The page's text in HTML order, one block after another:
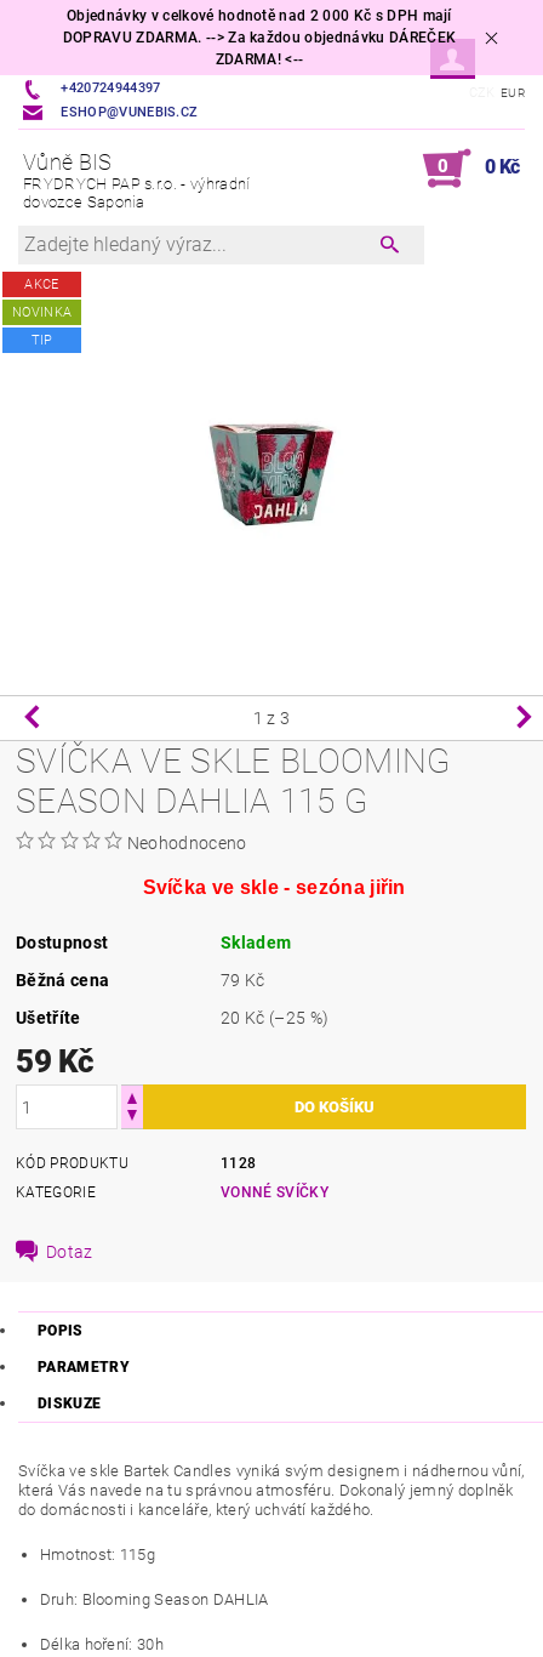
Objednávky v celkové hodnotě nad 2 000 Kč s DPH mají
DOPRAVU ZDARMA. --> Za každou objednávku DÁREČEK
ZDARMA! <--
+420724944397
ESHOP@VUNEBIS.CZ
EUR
Vůně BIS
FRYDRYCH PAP s.r.o. - výhradní
dovozce Saponia
0 0 Kč
AKCE
NOVINKA
TIP
1 z 3
SVÍČKA VE SKLE BLOOMING
SEASON DAHLIA 115 G
Neohodnoceno
Svíčka ve skle - sezóna jiřin
Dostupnost
Skladem
Běžná cena
79 Kč
Ušetříte
20 Kč (–25 %)
59 Kč
KÓD PRODUKTU
1128
KATEGORIE
VONNÉ SVÍČKY
Dotaz
POPIS
PARAMETRY
DISKUZE
Svíčka ve skle Bartek Candles vyniká svým designem i nádhernou vůní,
která Vás navede na tu správnou atmosféru. Dokonalý jemný doplněk
do domácnosti i kanceláře, který uchvátí každého.
Hmotnost: 115g
Druh: Blooming Season DAHLIA
Délka hoření: 30h